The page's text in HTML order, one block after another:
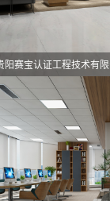
阳赛宝认证工程技术有